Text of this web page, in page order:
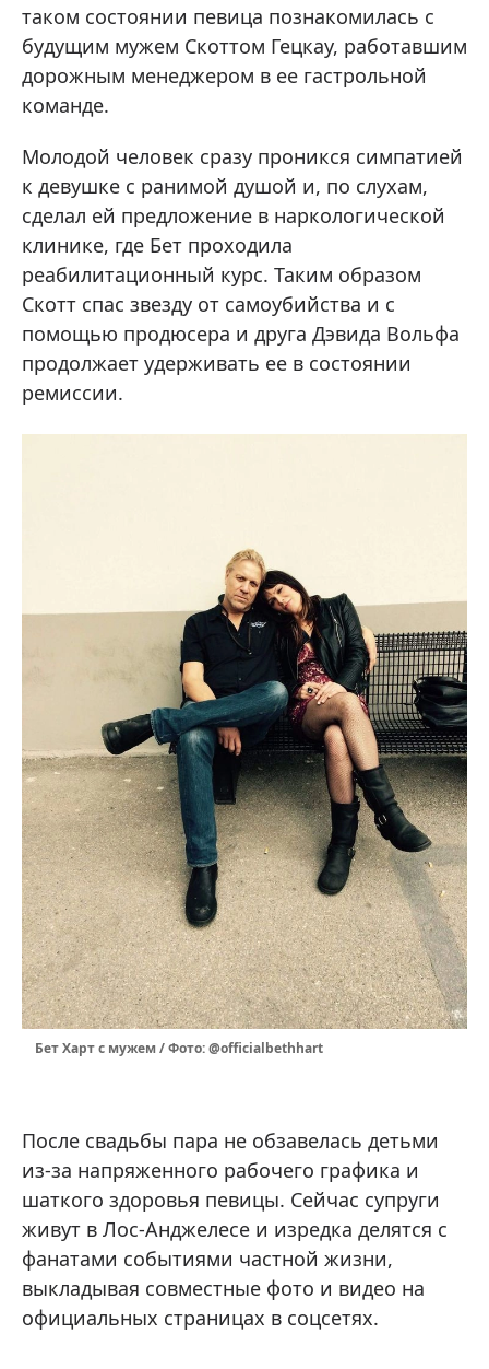
таком состоянии певица познакомилась с
будущим мужем Скоттом Гецкау, работавшим
дорожным менеджером в ее гастрольной
команде.
Молодой человек сразу проникся симпатией
к девушке с ранимой душой и, по слухам,
сделал ей предложение в наркологической
клинике, где Бет проходила
реабилитационный курс. Таким образом
Скотт спас звезду от самоубийства и с
помощью продюсера и друга Дэвида Вольфа
продолжает удерживать ее в состоянии
ремиссии.
Бет Харт с мужем / Фото: @officialbethhart
После свадьбы пара не обзавелась детьми
из-за напряженного рабочего графика и
шаткого здоровья певицы. Сейчас супруги
живут в Лос-Анджелесе и изредка делятся с
фанатами событиями частной жизни,
выкладывая совместные фото и видео на
официальных страницах в соцсетях.